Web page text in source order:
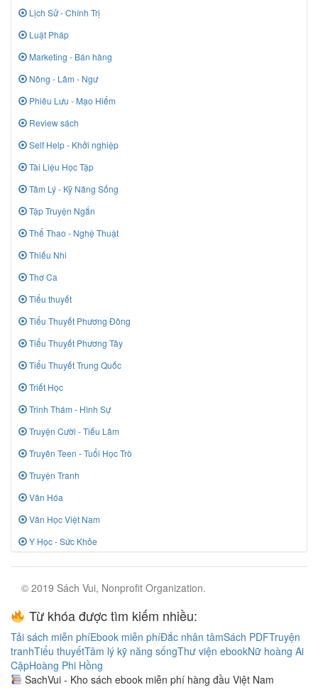
Lịch Sử - Chính Trị
Luật Pháp
Marketing - Bán hàng
Nông - Lâm - Ngư
Phiêu Lưu - Mạo Hiểm
Review sách
Self Help - Khởi nghiệp
Tài Liệu Học Tập
Tâm Lý - Kỹ Năng Sống
Tập Truyện Ngắn
Thể Thao - Nghệ Thuật
Thiếu Nhi
Thơ Ca
Tiểu thuyết
Tiểu Thuyết Phương Đông
Tiểu Thuyết Phương Tây
Tiểu Thuyết Trung Quốc
Triết Học
Trinh Thám - Hình Sự
Truyện Cười - Tiếu Lâm
Truyên Teen - Tuổi Học Trò
Truyện Tranh
Văn Hóa
Văn Học Việt Nam
Y Học - Sức Khỏe
© 2019 Sách Vui, Nonprofit Organization.
Từ khóa được tìm kiếm nhiều:
Tải sách miễn phíEbook miễn phíĐắc nhân tâmSách PDFTruyện
tranhTiểu thuyếtTâm lý kỹ năng sốngThư viện ebookNữ hoàng Ai
CậpHoàng Phi Hồng
SachVui - Kho sách ebook miễn phí hàng đầu Việt Nam